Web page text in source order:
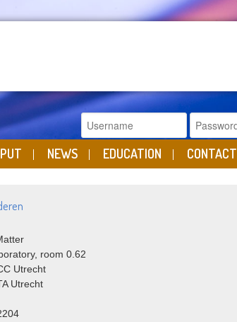
NEWS EDUCATION CONTACT
room 0.62
Utrecht
Utrecht